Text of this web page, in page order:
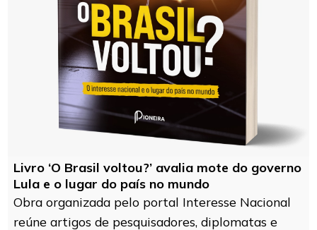
Livro ‘O Brasil voltou?’ avalia mote do governo
Lula e o lugar do país no mundo
Obra organizada pelo portal Interesse Nacional
reúne artigos de pesquisadores, diplomatas e